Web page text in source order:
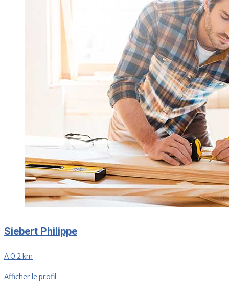
Siebert Philippe
A 0.2 km
Afficher le profil